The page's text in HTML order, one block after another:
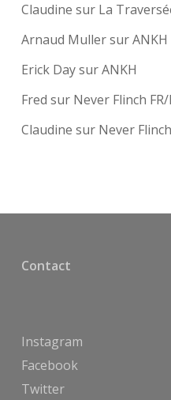
Claudine sur La
Arnaud MullersurANKH
Erick DaysurANKH
Fred sur Never Flinch FR/
Claudine sur Never
Contact
Instagram
Facebook
Twitter